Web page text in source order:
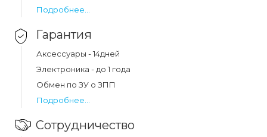
Подробнее...
Гарантия
Аксессуары - 14дней
Электроника - до 1 года
Обмен по ЗУ о ЗПП
Подробнее...
Сотрудничество